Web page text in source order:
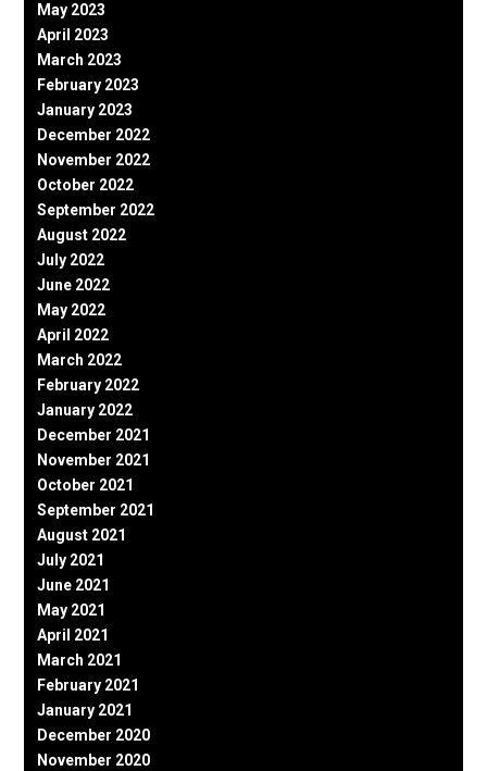
May 2023
April 2023
March 2023
February 2023
January 2023
December 2022
November 2022
October 2022
September 2022
August 2022
July 2022
June 2022
May 2022
April 2022
March 2022
February 2022
January 2022
December 2021
November 2021
October 2021
September 2021
August 2021
July 2021
June 2021
May 2021
April 2021
March 2021
February 2021
January 2021
December 2020
November 2020